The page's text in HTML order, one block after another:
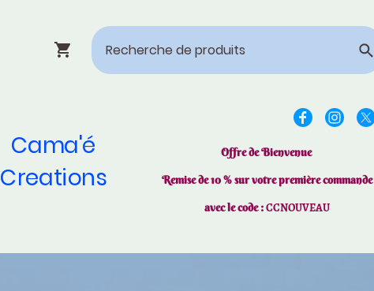
Cama'é
Creations
Offre de Bienvenue
Remise de 10 % sur votre première commande
avec le code :CCNOUVEAU